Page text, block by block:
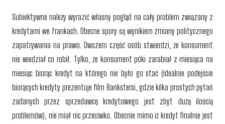
Subiektywne należy wyrazić własny pogląd na cały problem związany z
kredytami we frankach. Obecne spory są wynikiem zmiany politycznego
zapatrywania na prawo. Owszem część osób stwierdzi, że konsument
nie wiedział co robił. Tylko, że konsument póki zarabiał z miesiąca na
miesiąc biorąc kredyt na którego nie było go stać (idealnie podejście
biorących kredyty prezentuje film Bankstersi, gdzie kilka prostych pytań
zadanych przez sprzedawcę kredytowego jest zbyt dużą ilością
problemów), nie miał nic przeciwko. Obecnie mimo iż kredyt finalnie jest